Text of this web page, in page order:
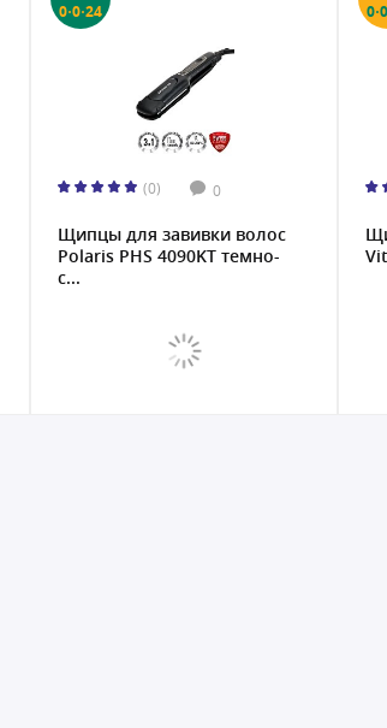
0·0·24
(0) 0
Щипцы для завивки волос
Polaris PHS 4090KT темно-
с...